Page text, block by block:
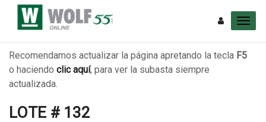
Recomendamos actualizar la página apretando la tecla F5
o haciendo clic aquí, para ver la subasta siempre
actualizada.
LOTE # 132